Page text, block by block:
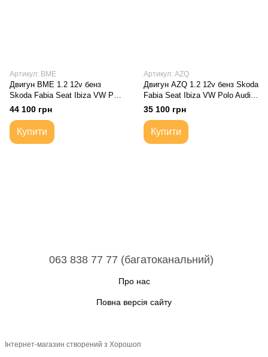
Артикул: BME
Двигун BME 1.2 12v бенз
Skoda Fabia Seat Ibiza VW Polo
Audi A2 | Мотор ДВС Двигатель
44 100 грн
Купити
Артикул: AZQ
Двигун AZQ 1.2 12v бенз Skoda
Fabia Seat Ibiza VW Polo Audi
A2 | Мотор ДВС Двигатель
35 100 грн
Купити
063 838 77 77 (багатоканальний)
Про нас
Повна версія сайту
Інтернет-магазин створений з Хорошоп